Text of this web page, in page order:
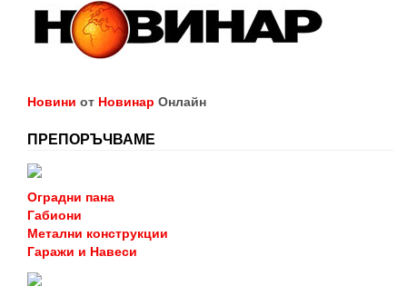
Новини от Новинар Онлайн
ПРЕПОРЪЧВАМЕ
Оградни пана
Габиони
Метални конструкции
Гаражи и Навеси